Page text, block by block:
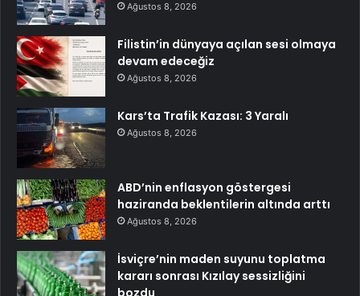
Ağustos 8, 2026
Filistin’in dünyaya açılan sesi olmaya
devam edeceğiz
Ağustos 8, 2026
Kars’ta Trafik Kazası: 3 Yaralı
Ağustos 8, 2026
ABD’nin enflasyon göstergesi
haziranda beklentilerin altında arttı
Ağustos 8, 2026
İsviçre’nin maden suyunu toplatma
kararı sonrası Kızılay sessizliğini